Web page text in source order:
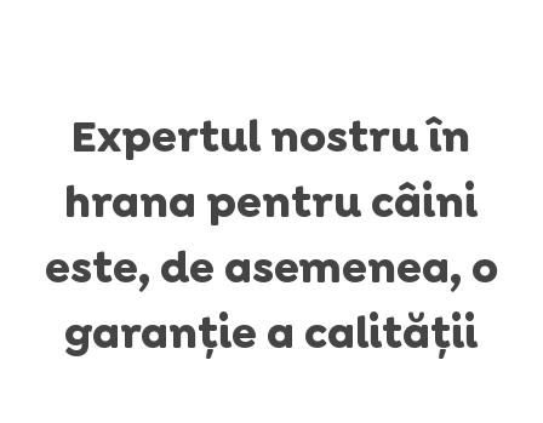
Expertul nostru în
hrana pentru câini
este, de asemenea, o
garanție a calității